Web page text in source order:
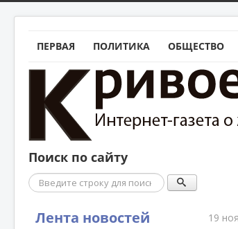
ПЕРВАЯ ПОЛИТИКА ОБЩЕСТВО
Поиск по сайту
Поиск
Лента новостей 19